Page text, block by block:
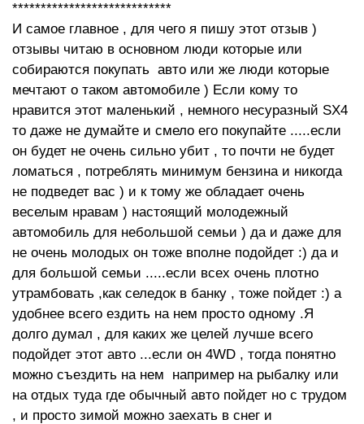
****************************
И самое главное , для чего я пишу этот отзыв )
отзывы читаю в основном люди которые или
собираются покупать авто или же люди которые
мечтают о таком автомобиле ) Если кому то
нравится этот маленький , немного несуразный SX4
то даже не думайте и смело его покупайте .....если
он будет не очень сильно убит , то почти не будет
ломаться , потреблять минимум бензина и никогда
не подведет вас ) и к тому же обладает очень
веселым нравам ) настоящий молодежный
автомобиль для небольшой семьи ) да и даже для
не очень молодых он тоже вполне подойдет :) да и
для большой семьи .....если всех очень плотно
утрамбовать ,как селедок в банку , тоже пойдет :) а
удобнее всего ездить на нем просто одному .Я
долго думал , для каких же целей лучше всего
подойдет этот авто ...если он 4WD , тогда понятно
можно съездить на нем например на рыбалку или
на отдых туда где обычный авто пойдет но с трудом
, и просто зимой можно заехать в снег и